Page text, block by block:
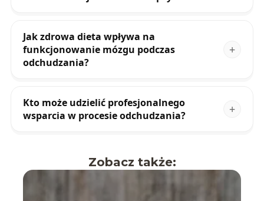
Jak zdrowa dieta wpływa na
funkcjonowanie mózgu podczas
odchudzania?
Kto może udzielić profesjonalnego
wsparcia w procesie odchudzania?
Zobacz także: